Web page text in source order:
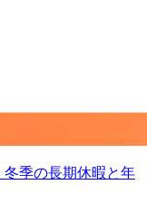
季の長期休暇と年